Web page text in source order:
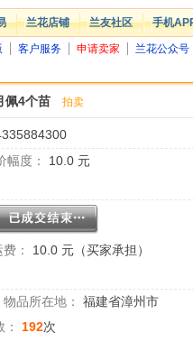
兰花店铺 兰友社区 手机
客户服务 申请卖家 兰花公众号
佩4个苗 拍卖
幅度： 10.0 元
：
10.0 元（买家承担）
物品所在地：
福建省漳州市
192次